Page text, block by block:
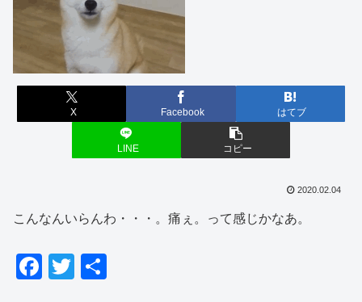
X Facebook はてブ
LINE コピー
2020.02.04
こんなんいらんわ・・・。痛ぇ。って感じかなあ。
F
T